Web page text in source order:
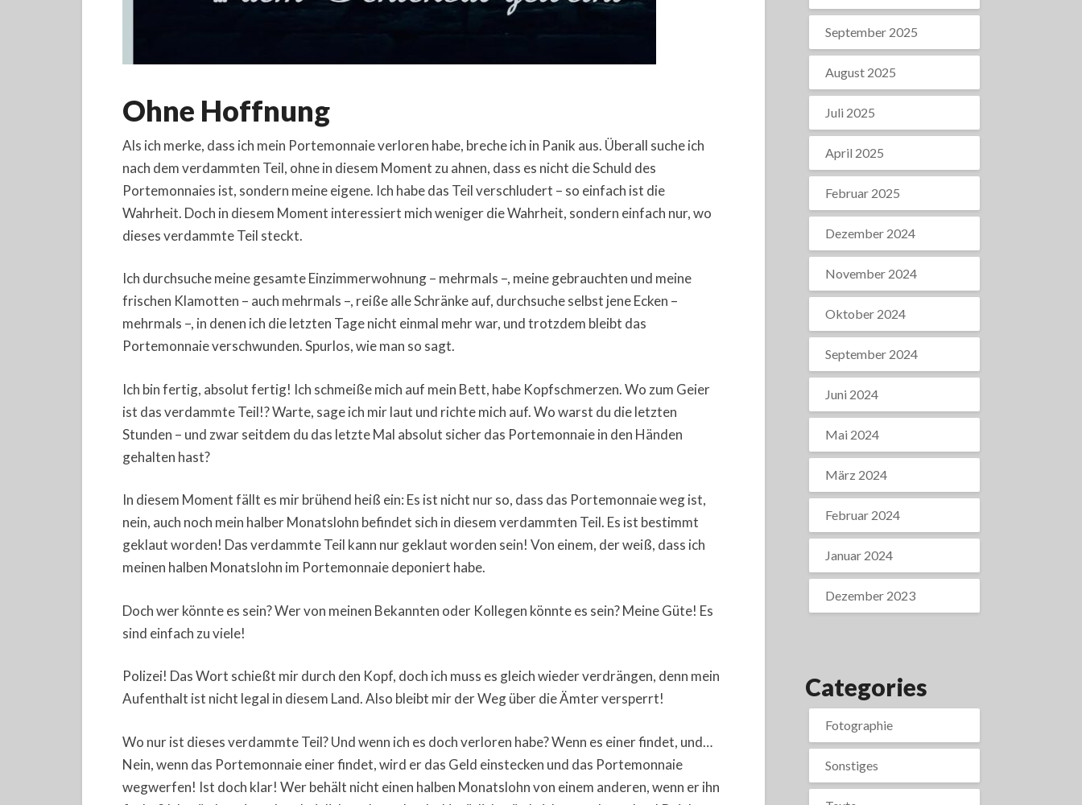
Ohne Hoffnung
Als ich merke, dass ich mein Portemonnaie verloren habe, breche ich in Panik aus. Überall suche ich
nach dem verdammten Teil, ohne in diesem Moment zu ahnen, dass es nicht die Schuld des
Portemonnaies ist, sondern meine eigene. Ich habe das Teil verschludert – so einfach ist die
Wahrheit. Doch in diesem Moment interessiert mich weniger die Wahrheit, sondern einfach nur, wo
dieses verdammte Teil steckt.
Ich durchsuche meine gesamte Einzimmerwohnung – mehrmals –, meine gebrauchten und meine
frischen Klamotten – auch mehrmals –, reiße alle Schränke auf, durchsuche selbst jene Ecken –
mehrmals –, in denen ich die letzten Tage nicht einmal mehr war, und trotzdem bleibt das
Portemonnaie verschwunden. Spurlos, wie man so sagt.
Ich bin fertig, absolut fertig! Ich schmeiße mich auf mein Bett, habe Kopfschmerzen. Wo zum Geier
ist das verdammte Teil!? Warte, sage ich mir laut und richte mich auf. Wo warst du die letzten
Stunden – und zwar seitdem du das letzte Mal absolut sicher das Portemonnaie in den Händen
gehalten hast?
In diesem Moment fällt es mir brühend heiß ein: Es ist nicht nur so, dass das Portemonnaie weg ist,
nein, auch noch mein halber Monatslohn befindet sich in diesem verdammten Teil. Es ist bestimmt
geklaut worden! Das verdammte Teil kann nur geklaut worden sein! Von einem, der weiß, dass ich
meinen halben Monatslohn im Portemonnaie deponiert habe.
Doch wer könnte es sein? Wer von meinen Bekannten oder Kollegen könnte es sein? Meine Güte! Es
sind einfach zu viele!
Polizei! Das Wort schießt mir durch den Kopf, doch ich muss es gleich wieder verdrängen, denn mein
Aufenthalt ist nicht legal in diesem Land. Also bleibt mir der Weg über die Ämter versperrt!
Wo nur ist dieses verdammte Teil? Und wenn ich es doch verloren habe? Wenn es einer findet, und…
Nein, wenn das Portemonnaie einer findet, wird er das Geld einstecken und das Portemonnaie
wegwerfen! Ist doch klar! Wer behält nicht einen halben Monatslohn von einem anderen, wenn er ihn
September 2025
August 2025
Juli 2025
April 2025
Februar 2025
Dezember 2024
November 2024
Oktober 2024
September 2024
Juni 2024
Mai 2024
März 2024
Februar 2024
Januar 2024
Dezember 2023
Categories
Fotographie
Sonstiges